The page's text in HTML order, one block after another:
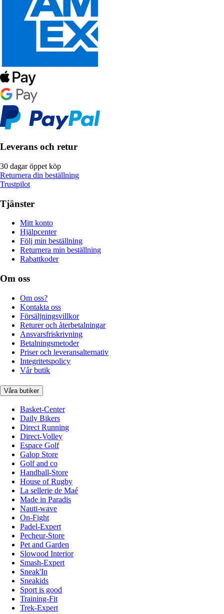
Leverans och retur
30 dagar öppet köp
Returnera din beställning
Trustpilot
Tjänster
Mitt konto
Hjälpcenter
Följ min beställning
Returnera min beställning
Rabattkoder
Om oss
Om oss?
Kontakta oss
Försäljningsvillkor
Returer och återbetalningar
Ansvarsfriskrivning
Betalningsmetoder
Priser och leveransalternativ
Integritetspolicy
Vår butik
Våra butiker
Basket-Center
Daily Bikers
Direct Running
Direct-Volley
Espace Golf
Galop Store
Golf and co
Handball-Store
House of Rugby
La sellerie de Maé
Made in Paradis
Nauti-wave
On-Fight
Padel-Expert
Pecheur-Store
Pet and Garden
Slowood Interior
Smash-Expert
Sneak'In
Sneakids
Sport is good
Training-Fit
Trek-Expert